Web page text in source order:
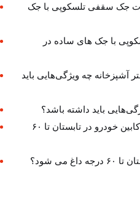
جک سقفی تلسکوپی با جک
با جک های ساده در
آشپزخانه چه ویژگی‌هایی باید
باید داشته باشد؟
چرا کابین خودرو در تابستان تا ۶۰
می شود؟